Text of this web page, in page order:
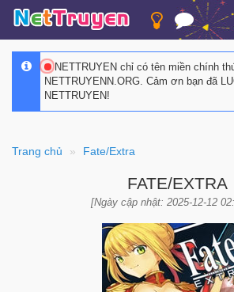
NETTRUYEN chỉ có tên miền chính
NETTRUYENN.ORG. Cảm ơn bạn đã
NETTRUYEN!
Trang chủ Fate/Extra
FATE/EXTRA
[Ngày cập nhật: 2025-12-12